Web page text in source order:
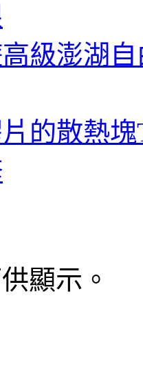
級澎湖
的散熱
顯示。